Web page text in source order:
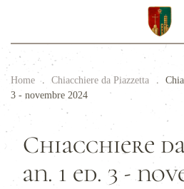
Home Chiacchiere da Piazzetta
3 - novembre 2024
Chiacchiere
an. 1 ed. 3 -